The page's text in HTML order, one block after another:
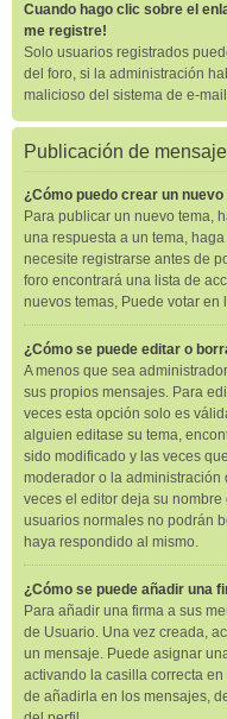
Cuando hago clic sobre el
me registre!
Solo usuarios registrados
del foro, si la administración
malicioso del sistema de e-
Publicación de
¿Cómo puedo crear un
Para publicar un nuevo tema,
una respuesta a un tema,
necesite registrarse antes de
foro encontrará una lista de
nuevos temas, Puede votar en
¿Cómo se puede editar o
A menos que sea
sus propios mensajes. Para
veces esta opción solo es
alguien editase su tema,
sido modificado y las veces
moderador o la
veces el editor deja su
usuarios normales no podrán
haya respondido al mismo.
¿Cómo se puede añadir una
Para añadir una firma a sus
de Usuario. Una vez creada,
un mensaje. Puede asignar
activando la casilla correcta
de añadirla en los mensajes,